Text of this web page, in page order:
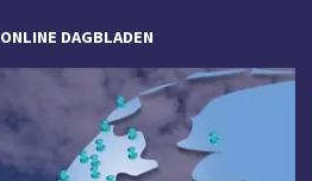
ONLINE DAGBLADEN